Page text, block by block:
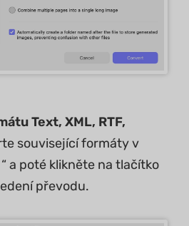
Text, XML, RTF,
související formáty v
“ a poté klikněte na tlačítko
převodu.